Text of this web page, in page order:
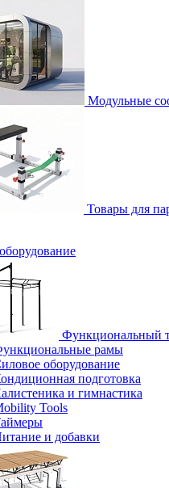
Модульные
Товары для
Функциональный
рамы
оборудование
подготовка
и гимнастика
Tools
и добавки